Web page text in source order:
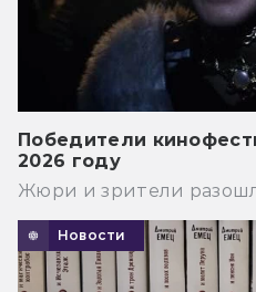
Победители
2026 году
Жюри и зрители
Новости